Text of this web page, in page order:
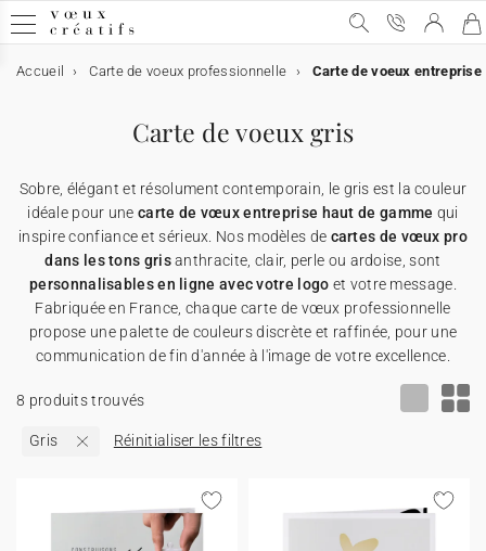
Carte de voeux
Carte de voeux
➞ Toutes les cartes de voeux
Carte de voeux avec dorure
Carte de voeux humour
Carte de voeux Noël
Carte de voeux originale
Carte de voeux avec graines
Carte de voeux 100% personnalisable
Carte de voeux digitale
Carte de voeux digitale
➞ Toutes les cartes digitales
Carte de voeux virtuelle
Carte de voeux vidéo
Carte de voeux vidéo premium
★ Demande de devis
Carte de voeux & chocolat
Carte de voeux & chocolat
➞ Toutes les cartes chocolats
Etui chocolat
Tablette chocolat
Carte avec deux chocolats
★ Demande d'échantillons
★ Demande de devis
Calendrier personnalisé
Calendrier personnalisé
➞ Tous les calendriers
★ Demande de devis
Objets personnalisés
Objets personnalisés
➞ Tous les supports
Affiches
Appareils photos jetables
Cartes cadeau
Cartes de remerciements
Invitations professionelles
Produits sur mesure
Accueil Carte de voeux professionnelle Carte de voeux entreprise
Carte de voeux gris
Sobre, élégant et résolument contemporain, le gris est la couleur
idéale pour unecarte de vœux entreprise haut de gamme qui
inspire confiance et sérieux. Nos modèles de cartes de vœux pro
dans les tons grisanthracite, clair, perle ou ardoise, sont
personnalisables en ligne avec votre logo et votre message.
Fabriquée en France, chaque carte de vœux professionnelle
propose une palette de couleurs discrète et raffinée, pour une
communication de fin d'année à l'image de votre excellence.
Gris Réinitialiser les filtres
8 produits trouvés